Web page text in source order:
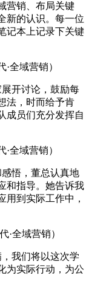
营销、布局关键
新的认识。每一位
记本上记录下关键
开讨论，鼓励每
法，时而给予肯
成员们充分发挥自
悟，董总认真地
和指导。她告诉我
用到实际工作中，
我们将以这次学
为实际行动，为公